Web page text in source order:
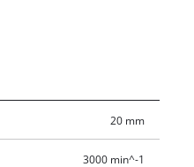
und die ergonomische,
eine perfekte Führung,
Für sofortige
20 mm
3000 min^-1